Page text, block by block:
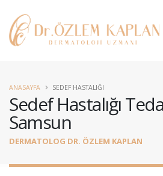
Sedef Hastalığı
Samsun
DERMATOLOG DR. ÖZLEM KAPLAN
ANASAYFA SEDEF HASTALIĞI